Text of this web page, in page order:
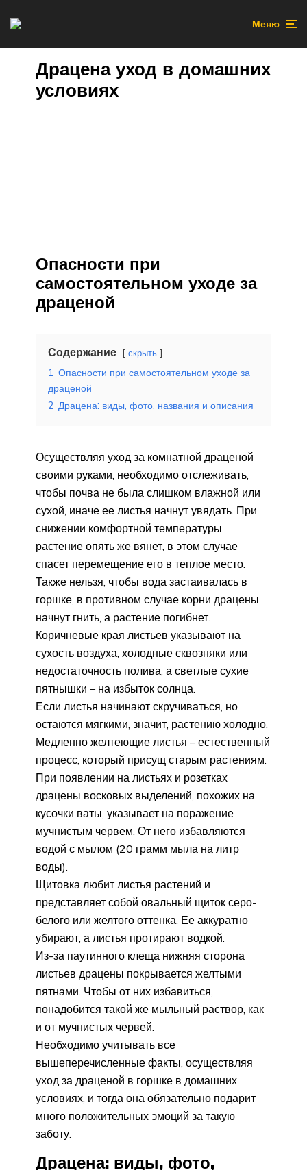
Меню
Драцена уход в домашних
условиях
Опасности при
самостоятельном уходе за
драценой
Содержание скрыть
1 Опасности при самостоятельном уходе за
драценой
2 Драцена: виды, фото, названия и описания
Осуществляя уход за комнатной драценой
своими руками, необходимо отслеживать,
чтобы почва не была слишком влажной или
сухой, иначе ее листья начнут увядать. При
снижении комфортной температуры
растение опять же вянет, в этом случае
спасет перемещение его в теплое место.
Также нельзя, чтобы вода застаивалась в
горшке, в противном случае корни драцены
начнут гнить, а растение погибнет.
Коричневые края листьев указывают на
сухость воздуха, холодные сквозняки или
недостаточность полива, а светлые сухие
пятнышки – на избыток солнца.
Если листья начинают скручиваться, но
остаются мягкими, значит, растению холодно.
Медленно желтеющие листья – естественный
процесс, который присущ старым растениям.
При появлении на листьях и розетках
драцены восковых выделений, похожих на
кусочки ваты, указывает на поражение
мучнистым червем. От него избавляются
водой с мылом (20 грамм мыла на литр
воды).
Щитовка любит листья растений и
представляет собой овальный щиток серо-
белого или желтого оттенка. Ее аккуратно
убирают, а листья протирают водкой.
Из-за паутинного клеща нижняя сторона
листьев драцены покрывается желтыми
пятнами. Чтобы от них избавиться,
понадобится такой же мыльный раствор, как
и от мучнистых червей.
Необходимо учитывать все
вышеперечисленные факты, осуществляя
уход за драценой в горшке в домашних
условиях, и тогда она обязательно подарит
много положительных эмоций за такую
заботу.
Драцена: виды, фото,